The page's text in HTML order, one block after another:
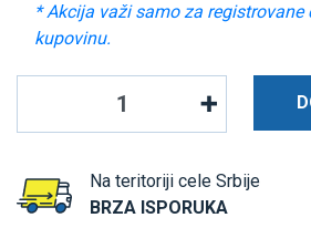
* Akcija važi samo za
kupovinu.
Na teritoriji cele Srbije
BRZA ISPORUKA